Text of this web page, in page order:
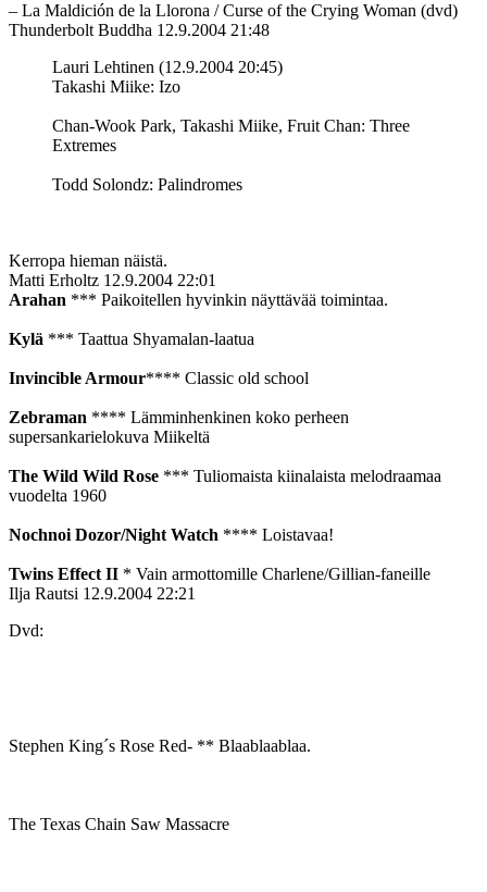
– La Maldición de la Llorona / Curse of the Crying Woman (dvd)
Thunderbolt Buddha 12.9.2004 21:48
Lauri Lehtinen (12.9.2004 20:45)
Takashi Miike: Izo
Chan-Wook Park, Takashi Miike, Fruit Chan: Three
Extremes
Todd Solondz: Palindromes
Kerropa hieman näistä.
Matti Erholtz 12.9.2004 22:01
Arahan *** Paikoitellen hyvinkin näyttävää toimintaa.
Kylä *** Taattua Shyamalan-laatua
Invincible Armour**** Classic old school
Zebraman **** Lämminhenkinen koko perheen
supersankarielokuva Miikeltä
The Wild Wild Rose *** Tuliomaista kiinalaista melodraamaa
vuodelta 1960
Nochnoi Dozor/Night Watch **** Loistavaa!
Twins Effect II * Vain armottomille Charlene/Gillian-faneille
Ilja Rautsi 12.9.2004 22:21
Dvd:
Stephen King´s Rose Red- ** Blaablaablaa.
The Texas Chain Saw Massacre